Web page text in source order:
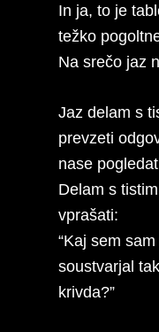
In ja, to je
težko
Na srečo jaz
Jaz delam s
prevzeti
nase
Delam s
vprašati:
“Kaj sem
soustvarjal
krivda?”